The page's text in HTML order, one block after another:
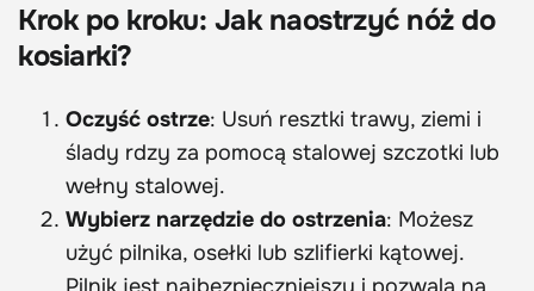
Krok po kroku: Jak naostrzyć nóż do
kosiarki?
Oczyść ostrze: Usuń resztki trawy, ziemi i
ślady rdzy za pomocą stalowej szczotki lub
wełny stalowej.
Wybierz narzędzie do ostrzenia: Możesz
użyć pilnika, osełki lub szlifierki kątowej.